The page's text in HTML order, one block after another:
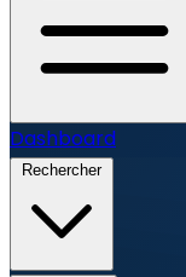
Dashboard
Rechercher